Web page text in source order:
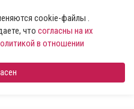
cookie-файлы .
что согласны на их
в отношении